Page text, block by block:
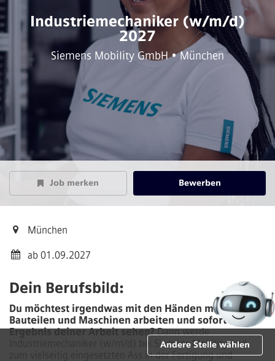
Industriemechaniker (w/m/d)
2027
Siemens Mobility GmbH • München
Job merken Bewerben
München
ab 01.09.2027
Dein Berufsbild:
Du möchtest irgendwas mit den Händen machen? An
Bauteilen und Maschinen arbeiten und sofort das
Ergebnis deiner Arbeit sehen?Dann werde
Industriemechaniker (w/m/d) bei Siemens Mobility und
zum vielseitig eingesetzten Ass in der Fertigung und
Andere Stelle wählen